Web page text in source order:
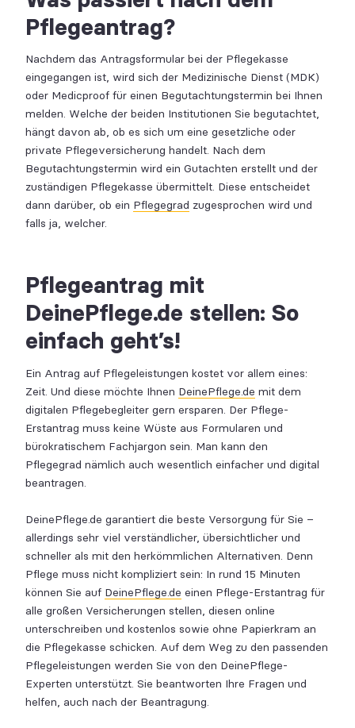
Pflegeantrag?
Nachdem das Antragsformular bei der Pflegekasse
eingegangen ist, wird sich der Medizinische Dienst (MDK)
oder Medicproof für einen Begutachtungstermin bei Ihnen
melden. Welche der beiden Institutionen Sie begutachtet,
hängt davon ab, ob es sich um eine gesetzliche oder
private Pflegeversicherung handelt. Nach dem
Begutachtungstermin wird ein Gutachten erstellt und der
zuständigen Pflegekasse übermittelt. Diese entscheidet
dann darüber, ob ein Pflegegrad zugesprochen wird und
falls ja, welcher.
Pflegeantrag mit
DeinePflege.de stellen: So
einfach geht’s!
Ein Antrag auf Pflegeleistungen kostet vor allem eines:
Zeit. Und diese möchte Ihnen DeinePflege.de mit dem
digitalen Pflegebegleiter gern ersparen. Der Pflege-
Erstantrag muss keine Wüste aus Formularen und
bürokratischem Fachjargon sein. Man kann den
Pflegegrad nämlich auch wesentlich einfacher und digital
beantragen.
DeinePflege.de garantiert die beste Versorgung für Sie –
allerdings sehr viel verständlicher, übersichtlicher und
schneller als mit den herkömmlichen Alternativen. Denn
Pflege muss nicht kompliziert sein: In rund 15 Minuten
können Sie auf DeinePflege.de einen Pflege-Erstantrag für
alle großen Versicherungen stellen, diesen online
unterschreiben und kostenlos sowie ohne Papierkram an
die Pflegekasse schicken. Auf dem Weg zu den passenden
Pflegeleistungen werden Sie von den DeinePflege-
Experten unterstützt. Sie beantworten Ihre Fragen und
helfen, auch nach der Beantragung.